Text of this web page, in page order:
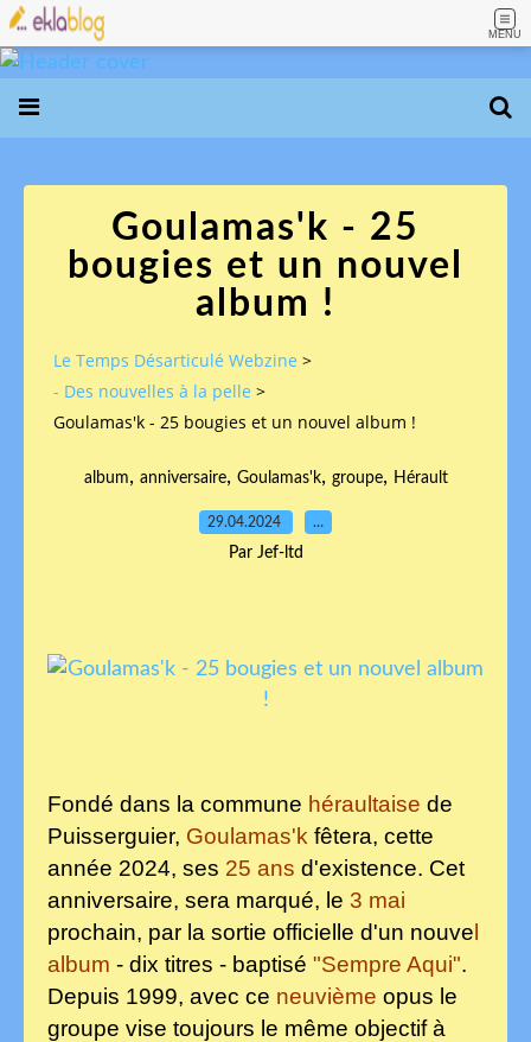
MENU
Goulamas'k - 25
bougies et un nouvel
album !
Le Temps Désarticulé Webzine >
- Des nouvelles à la pelle >
Goulamas'k - 25 bougies et un nouvel album !
album, anniversaire, Goulamas'k, groupe, Hérault
29.04.2024 …
Par Jef-ltd
Fondé dans la commune héraultaise de
Puisserguier, Goulamas'k fêtera, cette
année 2024, ses 25 ans d'existence. Cet
anniversaire, sera marqué, le 3 mai
prochain, par la sortie officielle d'un nouvel
album - dix titres - baptisé "Sempre Aqui".
Depuis 1999, avec ce neuvième opus le
groupe vise toujours le même objectif à